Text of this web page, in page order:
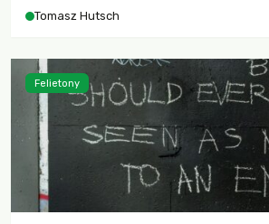
największych katastrof w swoich dziejach.
Tomasz Hutsch
Felietony